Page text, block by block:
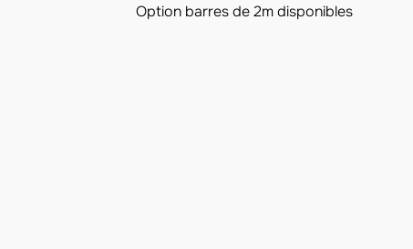
Option barres de 2m disponibles